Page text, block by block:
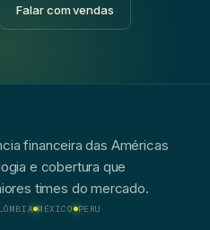
Falar com vendas
financeira das Américas
e cobertura que
times do mercado.
MÉXICO PERU